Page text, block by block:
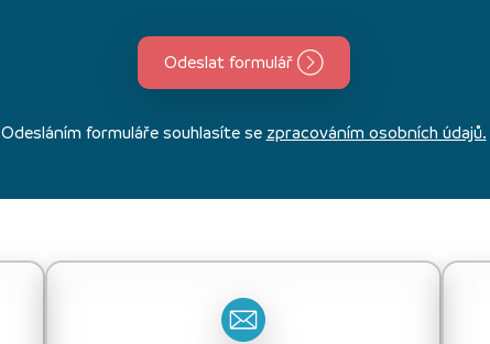
Odeslat formulář
Odesláním formuláře souhlasíte se zpracováním osobních údajů.